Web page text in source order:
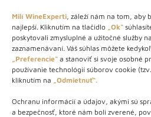
Milí WineExperti, záleží nám na tom, aby
najlepší. Kliknutím na tlačidlo „Ok“
poskytovali zmysluplné a užitočné služby
zaznamenávaní. Váš súhlas môžete
„Preferencie“ a stanoviť si svoje osobné
používanie technológií súborov cookie
kliknutím na „Odmietnuť“.
Ochranu informácií a údajov, akými sú
a bezpečnosť, ktoré nám boli zverené,
O NÁS
STORE – obchod s vínom a
webovej stránke predávame viac
produktov.
Info tel.: +421 917 779 888